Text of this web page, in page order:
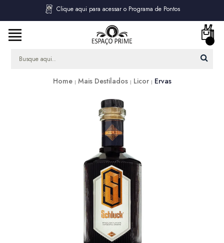
Clique aqui para acessar o Programa de Pontos
Home Mais Destilados Licor Ervas